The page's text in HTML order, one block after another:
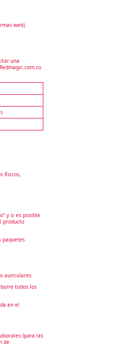
web).
una
físicos,
y si es posible
producto
paquetes
auriculares.
todos los
en el
(para las
de